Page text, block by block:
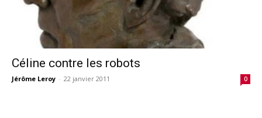
Céline contre les robots
Jérôme Leroy - 22 janvier 2011 0